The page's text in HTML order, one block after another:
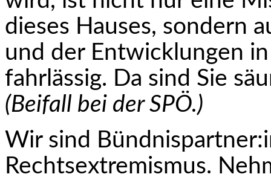
dieses Hauses, sondern
und der Entwicklungen
fahrlässig. Da sind Sie
(Beifall bei der SPÖ.)
Wir sind
Rechtsextremismus.